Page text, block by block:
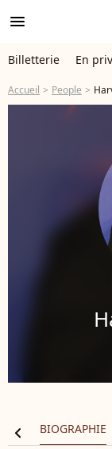
menu
Billetterie En
Accueil People
BIOGRAPHIE
chevron_left